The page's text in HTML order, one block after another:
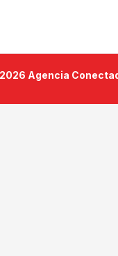
Agencia